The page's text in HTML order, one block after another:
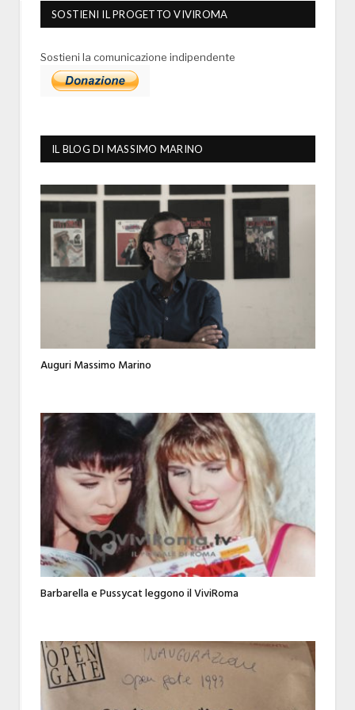
SOSTIENI IL PROGETTO VIVIROMA
Sostieni la comunicazione indipendente
IL BLOG DI MASSIMO MARINO
Auguri Massimo Marino
Barbarella e Pussycat leggono il ViviRoma